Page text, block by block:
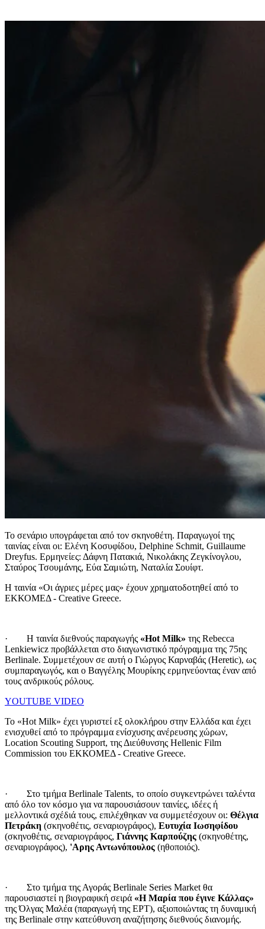
Το σενάριο υπογράφεται από τον σκηνοθέτη. Παραγωγoί της
ταινίας είναι οι: Ελένη Κοσυφίδου, Delphine Schmit, Guillaume
Dreyfus. Ερμηνείες: Δάφνη Πατακιά, Νικολάκης Ζεγκίνογλου,
Σταύρος Τσουμάνης, Εύα Σαμιώτη, Ναταλία Σουίφτ.
Η ταινία «Οι άγριες μέρες μας» έχουν χρηματοδοτηθεί από το
ΕΚΚΟΜΕΔ - Creative Greece.
· Η ταινία διεθνούς παραγωγής «Hot Milk» της Rebecca
Lenkiewicz προβάλλεται στο διαγωνιστικό πρόγραμμα της 75ης
Berlinale. Συμμετέχουν σε αυτή ο Γιώργος Καρναβάς (Heretic), ως
συμπαραγωγός, και ο Βαγγέλης Μουρίκης ερμηνεύοντας έναν από
τους ανδρικούς ρόλους.
YOUTUBE VIDEO
Το «Hot Milk» έχει γυριστεί εξ ολοκλήρου στην Ελλάδα και έχει
ενισχυθεί από το πρόγραμμα ενίσχυσης ανέρευσης χώρων,
Location Scouting Support, της Διεύθυνσης Hellenic Film
Commission του ΕΚΚΟΜΕΔ - Creative Greece.
· Στο τμήμα Berlinale Talents, το οποίο συγκεντρώνει ταλέντα
από όλο τον κόσμο για να παρουσιάσουν ταινίες, ιδέες ή
μελλοντικά σχέδιά τους, επιλέχθηκαν να συμμετέσχουν οι: Θέλγια
Πετράκη (σκηνοθέτις, σεναριογράφος), Ευτυχία Ιωσηφίδου
(σκηνοθέτις, σεναριογράφος, Γιάννης Καρπούζης (σκηνοθέτης,
σεναριογράφος), 'Αρης Αντωνόπουλος (ηθοποιός).
· Στο τμήμα της Αγοράς Berlinale Series Market θα
παρουσιαστεί η βιογραφική σειρά «Η Μαρία που έγινε Κάλλας»
της Όλγας Μαλέα (παραγωγή της ΕΡΤ), αξιοποιώντας τη δυναμική
της Berlinale στην κατεύθυνση αναζήτησης διεθνούς διανομής.